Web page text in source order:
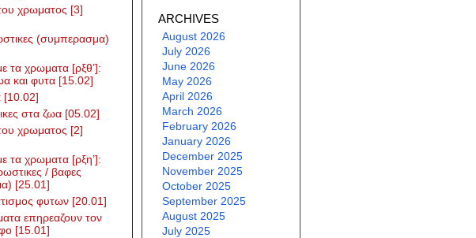
χρωματος [3]
(συμπερασμα)
τα χρωματα [ρξθ’]:
και φυτα [15.02]
[10.02]
στα ζωα [05.02]
χρωματος [2]
τα χρωματα [ρξη’]:
/ βαφες
[25.01]
φυτων [20.01]
επηρεαζουν τον
[15.01]
ARCHIVES
August 2026
July 2026
June 2026
May 2026
April 2026
March 2026
February 2026
January 2026
December 2025
November 2025
October 2025
September 2025
August 2025
July 2025